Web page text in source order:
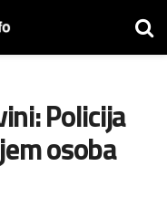
Policija
osoba